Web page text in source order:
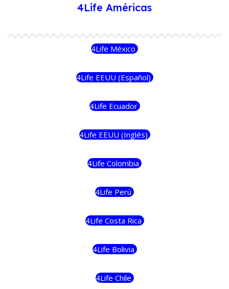
4Life Américas
4Life México
4Life EEUU (Español)
4Life Ecuador
4Life EEUU (Inglés)
4Life Colombia
4Life Perú
4Life Costa Rica
4Life Bolivia
4Life Chile